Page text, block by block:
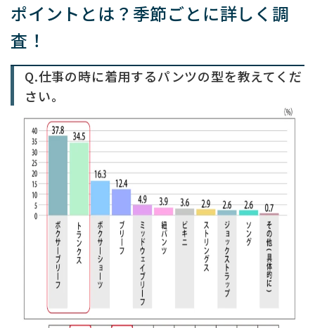
ポイントとは？季節ごとに詳しく調
査！
Q.仕事の時に着用するパンツの型を教えてくだ
さい。